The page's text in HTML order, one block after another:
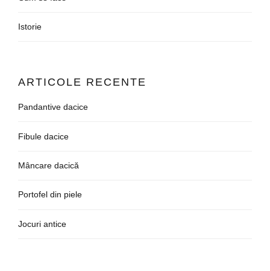
Istorie
ARTICOLE RECENTE
Pandantive dacice
Fibule dacice
Mâncare dacică
Portofel din piele
Jocuri antice